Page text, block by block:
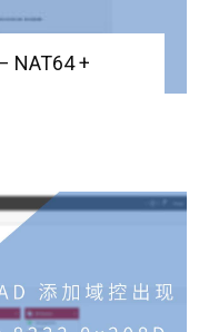
NAT64 +